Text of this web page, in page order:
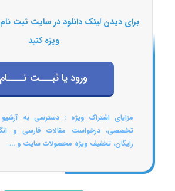
برای دیدن لینک دانلود در سایت ثبت
ویژه کنید
ورود یا ثبـــت نــــام
مزایای اشتراک ویژه : دسترسی به آرشیو
تخصصی، درخواست مقالات فارسی و
رایگان، تخفیف ویژه محصولات سایت و ...